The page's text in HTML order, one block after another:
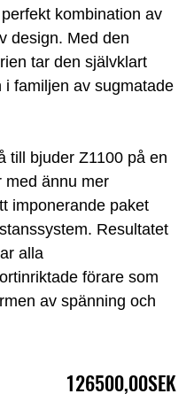
kombination av
design. Med den
tar den självklart
familjen av sugmatade
till bjuder Z1100 på en
med ännu mer
imponerande paket
Resultatet
alla
förare som
av spänning och
126500,00SEK